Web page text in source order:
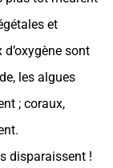
et
sont
les algues
; coraux,
disparaissent !